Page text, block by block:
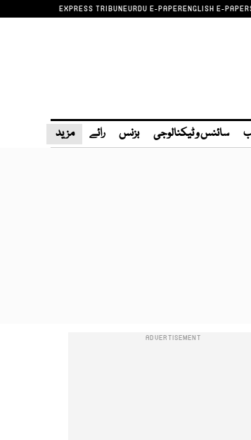
EXPRESS TRIBUNEURDU E-PAPERENGLISH E-PAPER
سائنس و ٹیکنالوجی بزنس رائے مزید